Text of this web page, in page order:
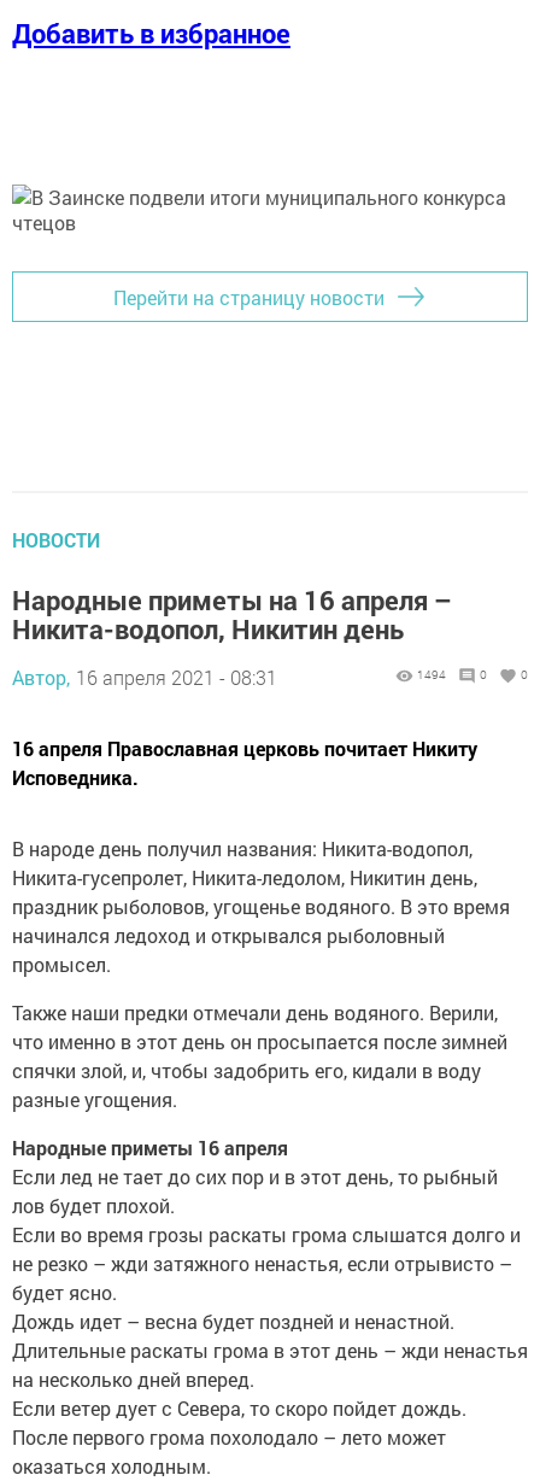
Добавить в избранное
Перейти на страницу новости
НОВОСТИ
Народные приметы на 16 апреля –
Никита-водопол, Никитин день
Автор, 16 апреля 2021 - 08:31 1494 0 0
16 апреля Православная церковь почитает Никиту
Исповедника.
В народе день получил названия: Никита-водопол,
Никита-гусепролет, Никита-ледолом, Никитин день,
праздник рыболовов, угощенье водяного. В это время
начинался ледоход и открывался рыболовный
промысел.
Также наши предки отмечали день водяного. Верили,
что именно в этот день он просыпается после зимней
спячки злой, и, чтобы задобрить его, кидали в воду
разные угощения.
Народные приметы 16 апреля
Если лед не тает до сих пор и в этот день, то рыбный
лов будет плохой.
Если во время грозы раскаты грома слышатся долго и
не резко – жди затяжного ненастья, если отрывисто –
будет ясно.
Дождь идет – весна будет поздней и ненастной.
Длительные раскаты грома в этот день – жди ненастья
на несколько дней вперед.
Если ветер дует с Севера, то скоро пойдет дождь.
После первого грома похолодало – лето может
оказаться холодным.